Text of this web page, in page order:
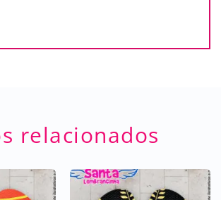
relacionados